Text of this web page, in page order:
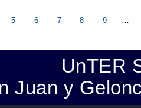
5 6 7 8 9
UnTER
Juan y